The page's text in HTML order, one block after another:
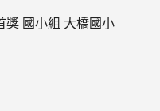
國小組 大橋國小